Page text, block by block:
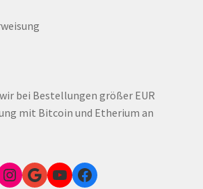
bei Bestellungen größer EUR
mit Bitcoin und Etherium an
Instagram
Google Link zum FunShop WienYouTubeFacebook